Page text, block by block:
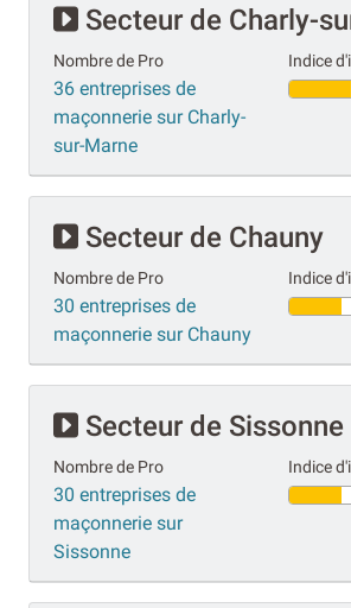
Secteur de Charly-
Nombre de Pro
36 entreprises de
maçonnerie sur Charly-
sur-Marne
Indice
Secteur de Chauny
Nombre de Pro
30 entreprises de
maçonnerie sur Chauny
Indice
Secteur de Sissonne
Nombre de Pro
30 entreprises de
maçonnerie sur
Sissonne
Indice